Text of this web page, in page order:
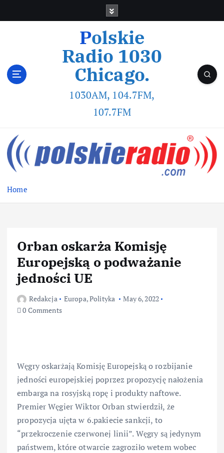
Polskie
Radio 1030
Chicago.
1030AM, 104.7FM,
107.7FM
Home
Orban oskarża Komisję
Europejską o podważanie
jedności UE
Redakcja Europa,Polityka
May 6, 2022
0 Comments
Węgry oskarżają Komisję Europejską o rozbijanie
jedności europejskiej poprzez propozycję nałożenia
embarga na rosyjską ropę i produkty naftowe.
Premier Węgier Wiktor Orban stwierdził, że
propozycja ujęta w 6.pakiecie sankcji, to
“przekroczenie czerwonej linii”. Węgry są jedynym
państwem, które otwarcie zagroziło wetem wobec